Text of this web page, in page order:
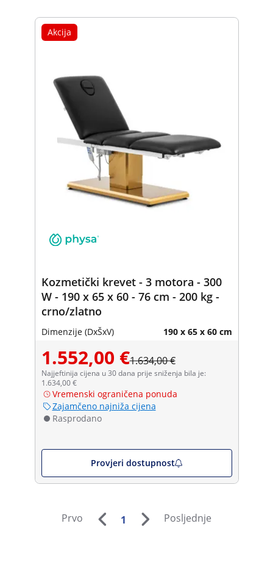
Akcija
Kozmetički krevet - 3 motora - 300
W - 190 x 65 x 60 - 76 cm - 200 kg -
crno/zlatno
Dimenzije (DxŠxV) 190 x 65 x 60 cm
1.552,00 €1.634,00 €
Najjeftinija cijena u 30 dana prije sniženja bila je:
1.634,00 €
Vremenski ograničena ponuda
Zajamčeno najniža cijena
Rasprodano
Provjeri dostupnost
Prvo 1 Posljednje